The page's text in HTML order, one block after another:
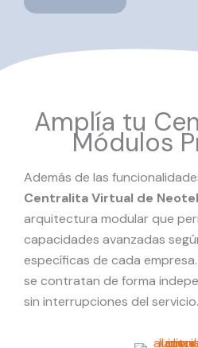
Amplía tu
Módulos
Además de las
Centralita Virtual de Neotel
arquitectura modular que
capacidades avanzadas
específicas de cada
se contratan de forma
sin interrupciones del servicio.